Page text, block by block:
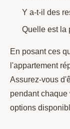
Y a-t-il des
Quelle est la
En posant ces
l'appartement
Assurez-vous
pendant
options